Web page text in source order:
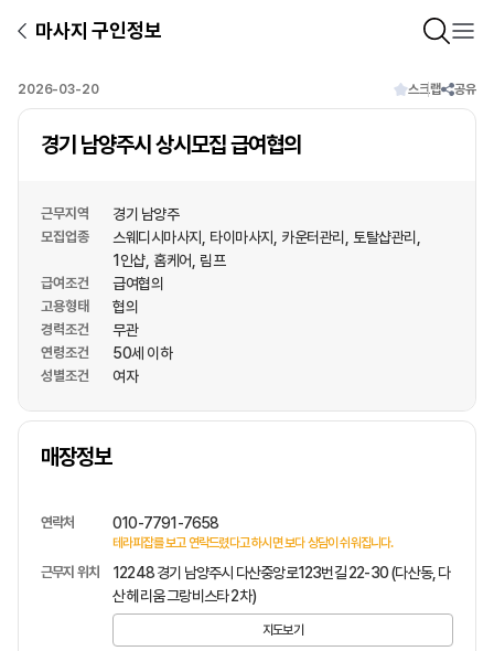
마사지 구인정보
2026-03-20 스크랩 공유
경기 남양주시 상시모집 급여협의
근무지역 경기 남양주
모집업종 스웨디시마사지 타이마사지 카운터관리
토탈샵관리
1인샵 홈케어 림프
급여조건 급여협의
고용형태 협의
경력조건 무관
연령조건 50세 이하
성별조건 여자
매장정보
상호명
연락처 010-7791-7658
테라피잡를 보고 연락드렸다고 하시면 보다 상담이 쉬워집니다.
근무지 위치
12248 경기 남양주시 다산중앙로123번길 22-30 (다산동, 다
산 헤리움 그랑비스타 2차)
지도보기